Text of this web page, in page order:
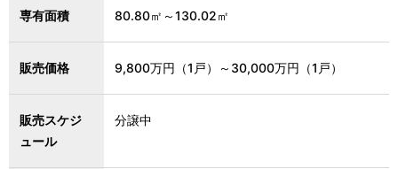
専有面積 80.80㎡～130.02㎡
販売価格 9,800万円（1戸）～30,000万円（1戸）
販売スケジ
ュール
分譲中